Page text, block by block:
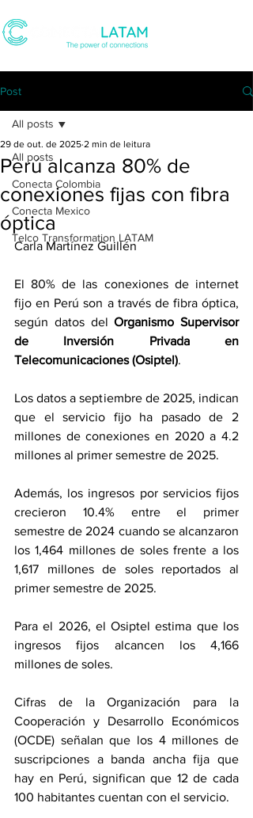
Post
All posts
Conecta Colombia
Conecta Mexico
Telco Transformation LATAM
All posts
Perú alcanza 80% de
conexiones fijas con fibra
óptica
29 de out. de 2025 2 min de leitura
Carla Martínez Guillén
El 80% de las conexiones de internet
fijo en Perú son a través de fibra óptica,
según datos del Organismo Supervisor
de Inversión Privada en
Telecomunicaciones (Osiptel).
Los datos a septiembre de 2025, indican
que el servicio fijo ha pasado de 2
millones de conexiones en 2020 a 4.2
millones al primer semestre de 2025.
Además, los ingresos por servicios fijos
crecieron 10.4% entre el primer
semestre de 2024 cuando se alcanzaron
los 1,464 millones de soles frente a los
1,617 millones de soles reportados al
primer semestre de 2025.
Para el 2026, el Osiptel estima que los
ingresos fijos alcancen los 4,166
millones de soles.
Cifras de la Organización para la
Cooperación y Desarrollo Económicos
(OCDE) señalan que los 4 millones de
suscripciones a banda ancha fija que
hay en Perú, significan que 12 de cada
100 habitantes cuentan con el servicio.